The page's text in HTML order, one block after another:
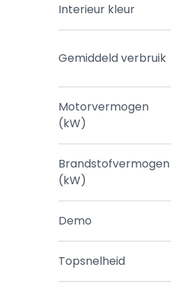
Interieur kleur
Gemiddeld verbruik
Motorvermogen
(kW)
Brandstofvermogen
(kW)
Demo
Topsnelheid